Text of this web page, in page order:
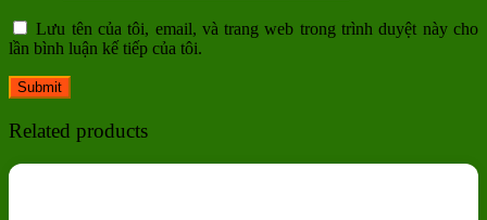
Lưu tên của tôi, email, và trang web trong trình duyệt này cho
lần bình luận kế tiếp của tôi.
Related products